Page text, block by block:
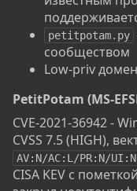
petitpotam.py
сообществом
Low-priv
PetitPotam (MS-
CVE-2021-36942 -
CVSS 7.5 (HIGH),
AV:N/AC:L/PR:N/
CISA KEV с